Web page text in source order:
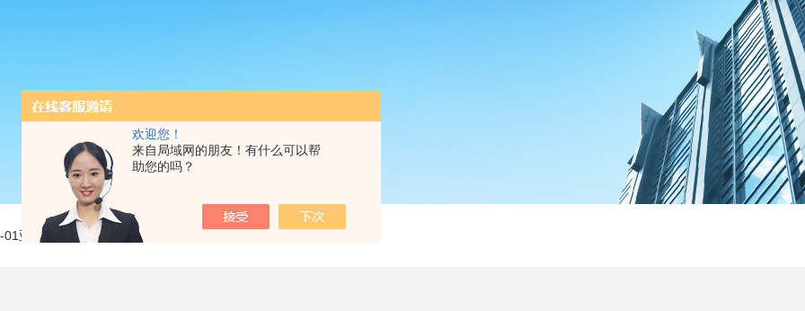
欢迎您！
来自局域网的朋友！有什么可以帮
助您的吗？
亚速旺笔式pH计（防尘/防水型）